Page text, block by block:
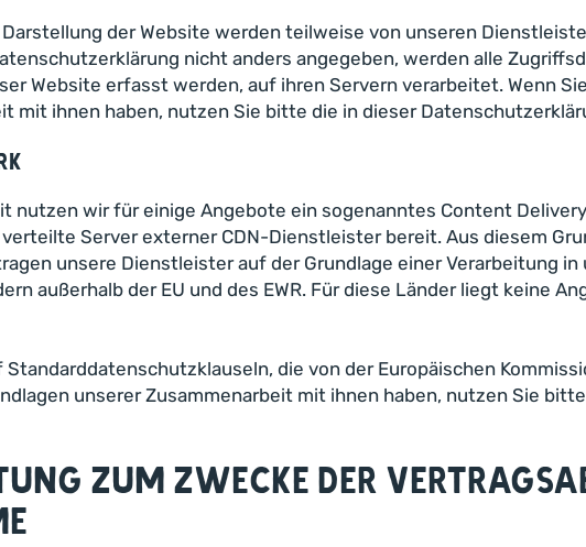
der Website werden teilweise von unseren
nicht anders angegeben, werden alle
Website erfasst werden, auf ihren Servern verarbeitet. Wenn
mit ihnen haben, nutzen Sie bitte die in dieser
nutzen wir für einige Angebote ein sogenanntes Content
Server externer CDN-Dienstleister bereit. Aus diesem
unsere Dienstleister auf der Grundlage einer Verarbeitung
außerhalb der EU und des EWR. Für diese Länder liegt keine
die von der Europäischen
unserer Zusammenarbeit mit ihnen haben, nutzen Sie
zum Zwecke der